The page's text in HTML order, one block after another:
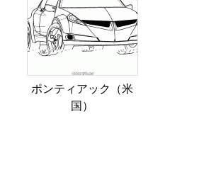
ポンティアック（米
国）